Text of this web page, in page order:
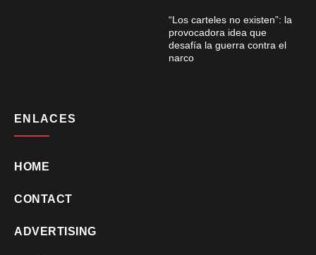
“Los carteles no existen”: la
provocadora idea que
desafía la guerra contra el
narco
ENLACES
HOME
CONTACT
ADVERTISING